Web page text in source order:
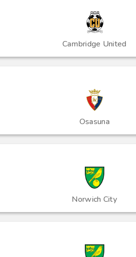
Cambridge United
Osasuna
Norwich City